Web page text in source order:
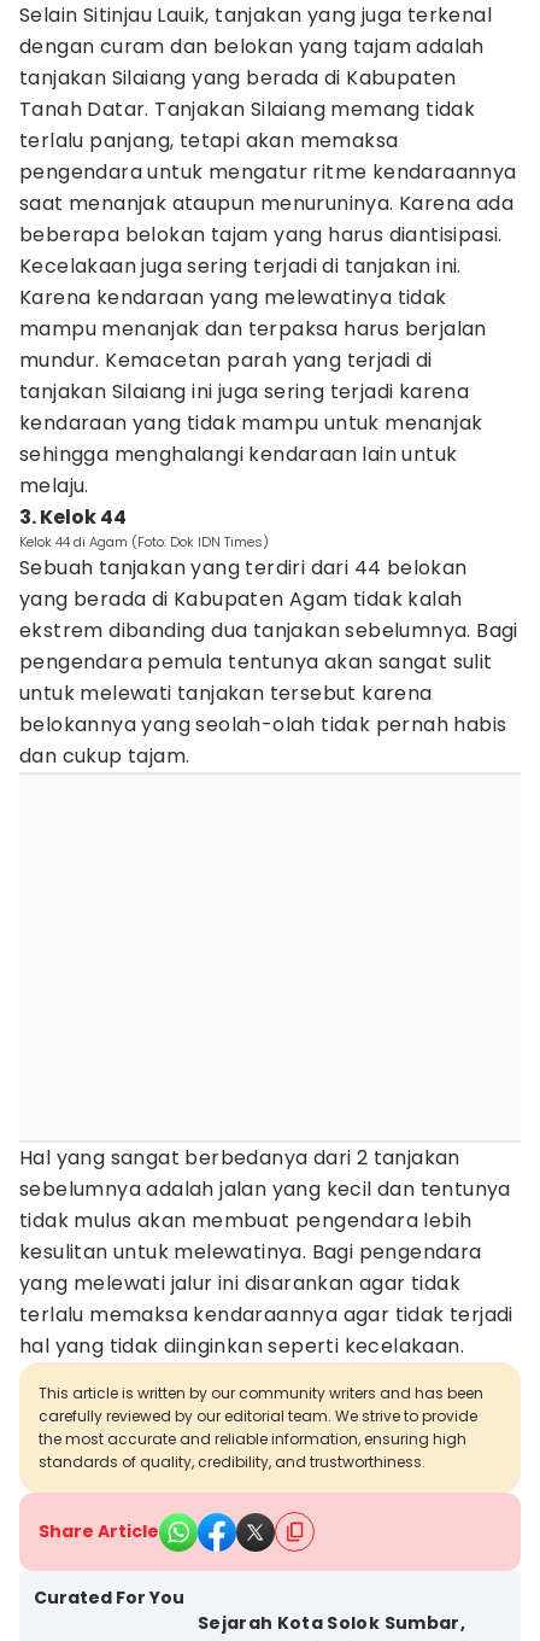
Selain Sitinjau Lauik, tanjakan yang juga terkenal
dengan curam dan belokan yang tajam adalah
tanjakan Silaiang yang berada di Kabupaten
Tanah Datar. Tanjakan Silaiang memang tidak
terlalu panjang, tetapi akan memaksa
pengendara untuk mengatur ritme kendaraannya
saat menanjak ataupun menuruninya. Karena ada
beberapa belokan tajam yang harus diantisipasi.
Kecelakaan juga sering terjadi di tanjakan ini.
Karena kendaraan yang melewatinya tidak
mampu menanjak dan terpaksa harus berjalan
mundur. Kemacetan parah yang terjadi di
tanjakan Silaiang ini juga sering terjadi karena
kendaraan yang tidak mampu untuk menanjak
sehingga menghalangi kendaraan lain untuk
melaju.
3. Kelok 44
Kelok 44 di Agam (Foto: Dok IDN Times)
Sebuah tanjakan yang terdiri dari 44 belokan
yang berada di Kabupaten Agam tidak kalah
ekstrem dibanding dua tanjakan sebelumnya. Bagi
pengendara pemula tentunya akan sangat sulit
untuk melewati tanjakan tersebut karena
belokannya yang seolah-olah tidak pernah habis
dan cukup tajam.
Hal yang sangat berbedanya dari 2 tanjakan
sebelumnya adalah jalan yang kecil dan tentunya
tidak mulus akan membuat pengendara lebih
kesulitan untuk melewatinya. Bagi pengendara
yang melewati jalur ini disarankan agar tidak
terlalu memaksa kendaraannya agar tidak terjadi
hal yang tidak diinginkan seperti kecelakaan.
This article is written by our community writers and has been
carefully reviewed by our editorial team. We strive to provide
the most accurate and reliable information, ensuring high
standards of quality, credibility, and trustworthiness.
Share Article
Curated For You
Sejarah Kota Solok Sumbar,